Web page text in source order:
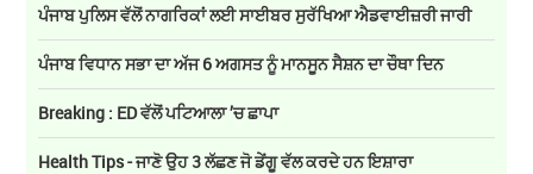
ਪੰਜਾਬ ਪੁਲਿਸ ਵੱਲੋਂ ਨਾਗਰਿਕਾਂ ਲਈ ਸਾਈਬਰ ਸੁਰੱਖਿਆ ਐਡਵਾਈਜ਼ਰੀ ਜਾਰੀ
ਪੰਜਾਬ ਵਿਧਾਨ ਸਭਾ ਦਾ ਅੱਜ 6 ਅਗਸਤ ਨੂੰ ਮਾਨਸੂਨ ਸੈਸ਼ਨ ਦਾ ਚੌਥਾ ਦਿਨ
Breaking : ED ਵੱਲੋਂ ਪਟਿਆਲਾ ’ਚ ਛਾਪਾ
Health Tips - ਜਾਣੋ ਉਹ 3 ਲੱਛਣ ਜੋ ਡੇਂਗੂ ਵੱਲ ਕਰਦੇ ਹਨ ਇਸ਼ਾਰਾ